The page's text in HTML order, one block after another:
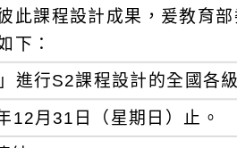
此課程設計成果，爰教育
下：
進行S2課程設計的全國各
12月31日（星期日）止。